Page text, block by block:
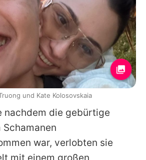
nachdem die gebürtige
Schamanen
war, verlobten sie
und Kate Kolosovskaia